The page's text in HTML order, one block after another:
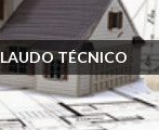
LAUDO TÉCNICO